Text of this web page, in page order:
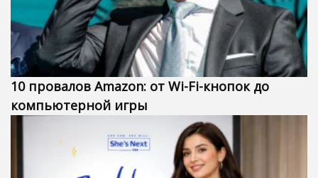
10 провалов Amazon: от Wi-Fi-кнопок до
компьютерной игры